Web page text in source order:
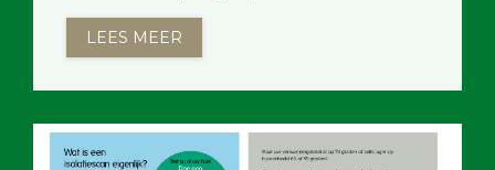
LEES MEER